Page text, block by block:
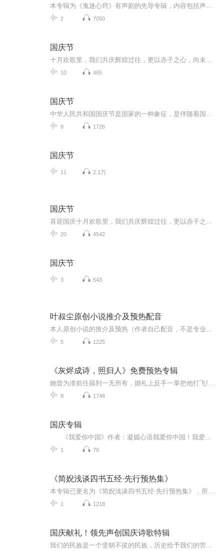
2 7050
国庆节
10 465
国庆节
8 1726
国庆节
11 2.1万
国庆节
20 4542
国庆节
3 543
叶叔尘原创小说推介及预热配音
5 1225
《灰烬成诗，照归人》免费预热专辑
9 1746
国庆专辑
1 78
《简婗浅谈四书五经·先行预热集》
1 1218
国庆献礼！领先声创国庆诗歌特辑